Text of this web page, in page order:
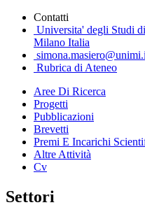
Contatti
Universita' degli Studi
Milano Italia
Rubrica di Ateneo
Aree Di Ricerca
Progetti
Pubblicazioni
Brevetti
Premi E Incarichi
Altre Attività
Cv
Settori